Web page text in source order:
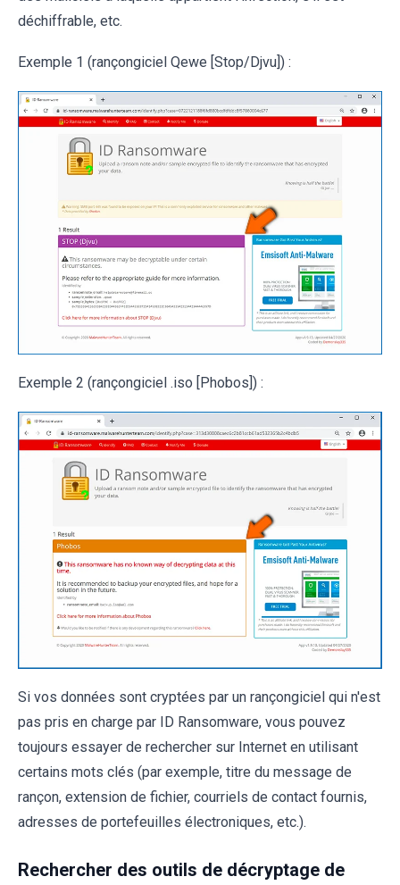
déchiffrable, etc.
Exemple 1 (rançongiciel Qewe [Stop/Djvu]) :
Exemple 2 (rançongiciel .iso [Phobos]) :
Si vos données sont cryptées par un rançongiciel qui n'est
pas pris en charge par ID Ransomware, vous pouvez
toujours essayer de rechercher sur Internet en utilisant
certains mots clés (par exemple, titre du message de
rançon, extension de fichier, courriels de contact fournis,
adresses de portefeuilles électroniques, etc.).
Rechercher des outils de décryptage de